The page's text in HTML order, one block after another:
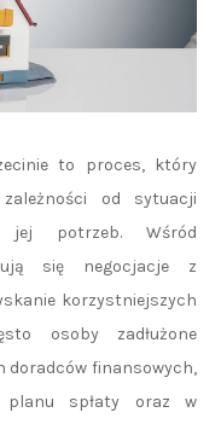
to proces, który
od sytuacji
potrzeb. Wśród
się negocjacje z
korzystniejszych
osoby zadłużone
doradców finansowych,
planu spłaty oraz w